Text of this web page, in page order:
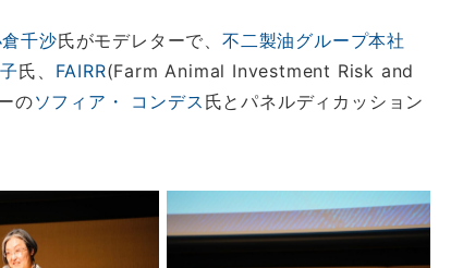
千沙氏がモデレターで、不二製油グループ本社
氏、 FAIRR(Farm Animal Investment Risk and
のソフィア・ コンデス 氏とパネルディカッション